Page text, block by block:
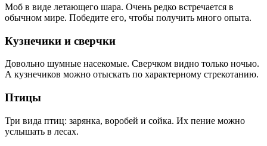
Моб в виде летающего шара. Очень редко встречается в
обычном мире. Победите его, чтобы получить много опыта.
Кузнечики и сверчки
Довольно шумные насекомые. Сверчком видно только ночью.
А кузнечиков можно отыскать по характерному стрекотанию.
Птицы
Три вида птиц: зарянка, воробей и сойка. Их пение можно
услышать в лесах.